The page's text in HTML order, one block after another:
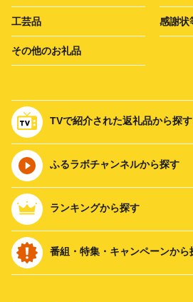
工芸品 感謝状
その他のお礼品
TVで紹介された返礼品から探す
ふるラボチャンネルから探す
ランキングから探す
番組・特集・キャンペーンから